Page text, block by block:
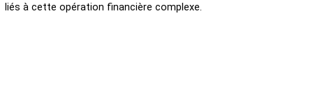
liés à cette opération financière complexe.